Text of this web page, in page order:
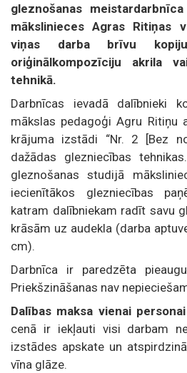
gleznošanas
mākslinieces Agras Ritiņas
viņas darba brīvu
oriģinālkompozīciju akrila
tehnikā.
Darbnīcas ievadā dalībnieki
mākslas pedagoģi Agru Ritiņu
krājuma izstādi “Nr. 2 [Bez
dažādas glezniecības
gleznošanas studijā
iecienītākos glezniecības
katram dalībniekam radīt savu
krāsām uz audekla (darba
cm).
Darbnīca ir paredzēta
Priekšzināšanas nav
Dalības maksa vienai
cenā ir iekļauti visi darbam
izstādes apskate un
vīna glāze.